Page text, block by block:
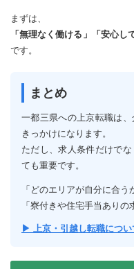
まずは、
「無理なく働ける」「安心
です。
まとめ
一都三県への上京転職は
きっかけになります。
ただし、求人条件だけで
ても重要です。
「どのエリアが自分に合う
「寮付きや住宅手当ありの
▶ 上京・引越し転職につい